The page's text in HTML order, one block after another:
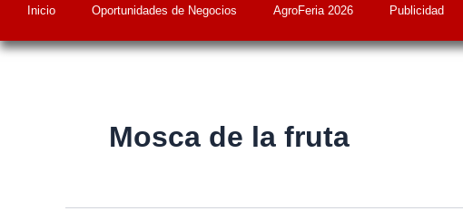
Inicio Oportunidades de Negocios AgroFeria 2026 Publicidad
Mosca de la fruta